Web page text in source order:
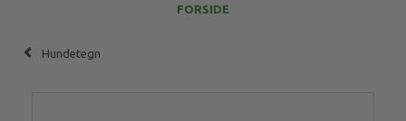
FORSIDE
Hundetegn